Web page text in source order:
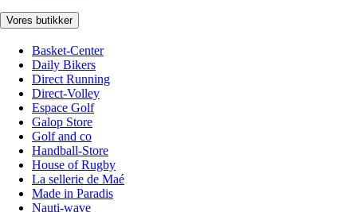
Vores butikker
Basket-Center
Daily Bikers
Direct Running
Direct-Volley
Espace Golf
Galop Store
Golf and co
Handball-Store
House of Rugby
La sellerie de Maé
Made in Paradis
Nauti-wave